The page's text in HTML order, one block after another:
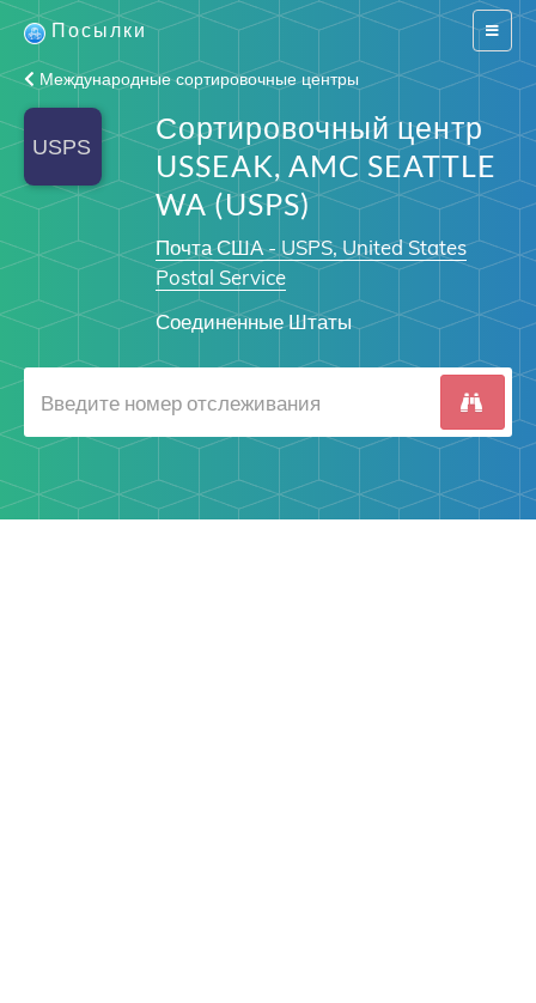
Switch
Посылки
Международные сортировочные центры
Сортировочный центр
USSEAK, AMC SEATTLE
WA (USPS)
Почта США - USPS, United States
Postal Service
Соединенные Штаты